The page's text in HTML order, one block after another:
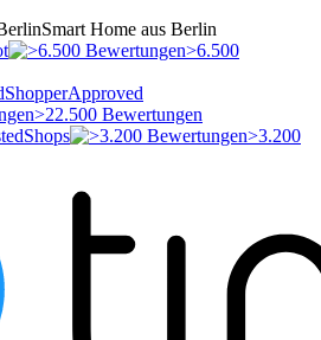
Smart Home aus Berlin
>6.500
ShopperApproved
>22.500 Bewertungen
>3.200